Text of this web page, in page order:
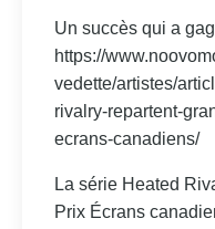
Un succès qui a
https://
vedette/artistes/
rivalry-repartent-
ecrans-canadiens/
La série Heated
Prix Écrans